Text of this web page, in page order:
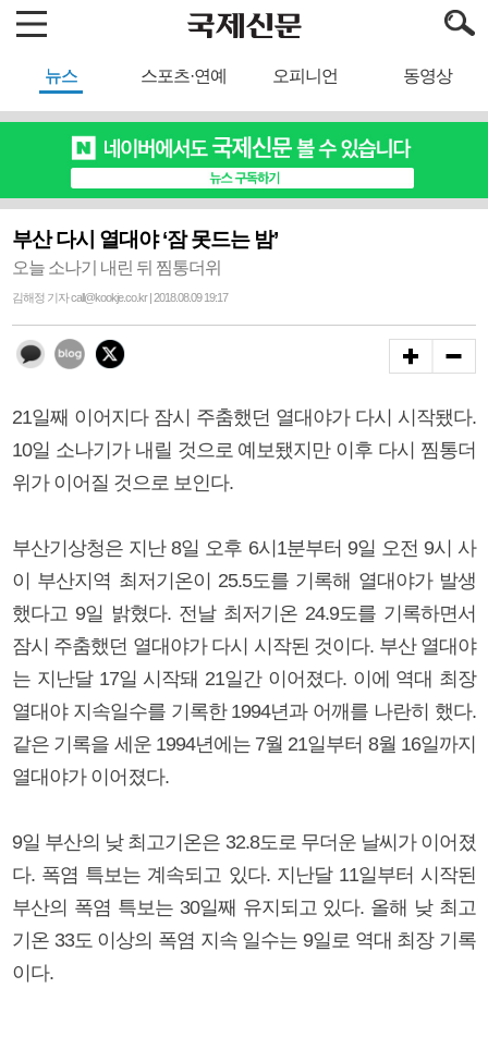
뉴스 스포츠·연예 오피니언 동영상
부산 다시 열대야 ‘잠 못드는 밤’
오늘 소나기 내린 뒤 찜통더위
김해정 기자 call@kookje.co.kr | 2018.08.09 19:17
21일째 이어지다 잠시 주춤했던 열대야가 다시 시작됐다.
10일 소나기가 내릴 것으로 예보됐지만 이후 다시 찜통더
위가 이어질 것으로 보인다.
부산기상청은 지난 8일 오후 6시1분부터 9일 오전 9시 사
이 부산지역 최저기온이 25.5도를 기록해 열대야가 발생
했다고 9일 밝혔다. 전날 최저기온 24.9도를 기록하면서
잠시 주춤했던 열대야가 다시 시작된 것이다. 부산 열대야
는 지난달 17일 시작돼 21일간 이어졌다. 이에 역대 최장
열대야 지속일수를 기록한 1994년과 어깨를 나란히 했다.
같은 기록을 세운 1994년에는 7월 21일부터 8월 16일까지
열대야가 이어졌다.
9일 부산의 낮 최고기온은 32.8도로 무더운 날씨가 이어졌
다. 폭염 특보는 계속되고 있다. 지난달 11일부터 시작된
부산의 폭염 특보는 30일째 유지되고 있다. 올해 낮 최고
기온 33도 이상의 폭염 지속 일수는 9일로 역대 최장 기록
이다.